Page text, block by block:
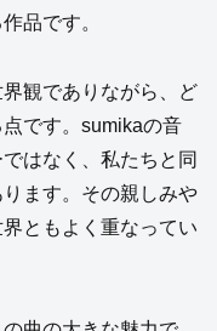
品です。
観でありながら、ど
です。sumikaの音
はなく、私たちと同
ます。その親しみや
ともよく重なってい